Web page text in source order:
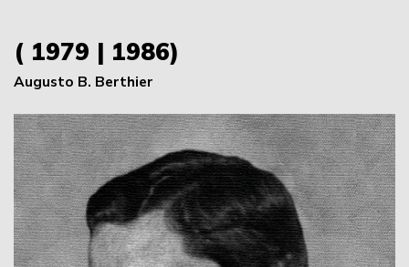
( 1979 | 1986)
Augusto B. Berthier